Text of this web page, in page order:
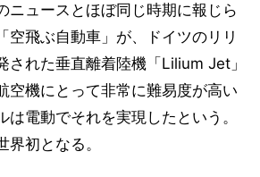
ニュースとほぼ同じ時期に報じら
空飛ぶ自動車」が、ドイツのリリ
された垂直離着陸機「Lilium Jet」
空機にとって非常に難易度が高い
は電動でそれを実現したという。
界初となる。